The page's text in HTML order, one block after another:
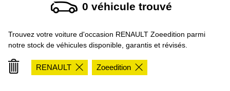
0 véhicule trouvé
Trouvez votre voiture d'occasion RENAULT Zoeedition parmi
notre stock de véhicules disponible, garantis et révisés.
RENAULT Zoeedition